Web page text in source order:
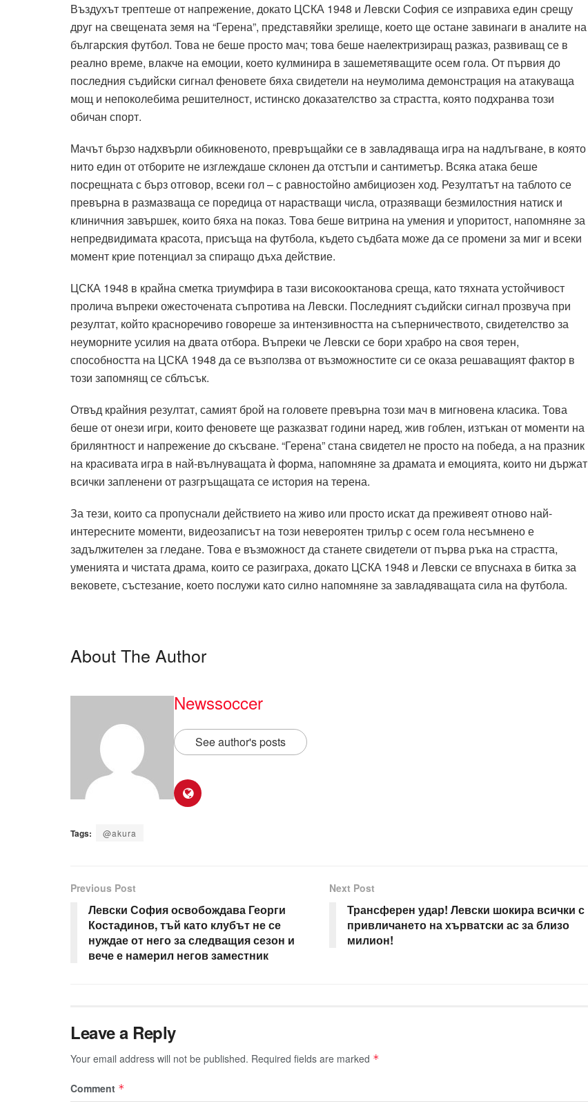
Въздухът трептеше от напрежение, докато ЦСКА 1948 и Левски София се изправиха един срещу
друг на свещената земя на “Герена”, представяйки зрелище, което ще остане завинаги в аналите на
българския футбол. Това не беше просто мач; това беше наелектризиращ разказ, развиващ се в
реално време, влакче на емоции, което кулминира в зашеметяващите осем гола. От първия до
последния съдийски сигнал феновете бяха свидетели на неумолима демонстрация на атакуваща
мощ и непоколебима решителност, истинско доказателство за страстта, която подхранва този
обичан спорт.
Мачът бързо надхвърли обикновеното, превръщайки се в завладяваща игра на надлъгване, в която
нито един от отборите не изглеждаше склонен да отстъпи и сантиметър. Всяка атака беше
посрещната с бърз отговор, всеки гол – с равностойно амбициозен ход. Резултатът на таблото се
превърна в размазваща се поредица от нарастващи числа, отразяващи безмилостния натиск и
клиничния завършек, които бяха на показ. Това беше витрина на умения и упоритост, напомняне за
непредвидимата красота, присъща на футбола, където съдбата може да се промени за миг и всеки
момент крие потенциал за спиращо дъха действие.
ЦСКА 1948 в крайна сметка триумфира в тази високооктанова среща, като тяхната устойчивост
пролича въпреки ожесточената съпротива на Левски. Последният съдийски сигнал прозвуча при
резултат, който красноречиво говореше за интензивността на съперничеството, свидетелство за
неуморните усилия на двата отбора. Въпреки че Левски се бори храбро на своя терен,
способността на ЦСКА 1948 да се възползва от възможностите си се оказа решаващият фактор в
този запомнящ се сблъсък.
Отвъд крайния резултат, самият брой на головете превърна този мач в мигновена класика. Това
беше от онези игри, които феновете ще разказват години наред, жив гоблен, изтъкан от моменти на
брилянтност и напрежение до скъсване. “Герена” стана свидетел не просто на победа, а на празник
на красивата игра в най-вълнуващата ѝ форма, напомняне за драмата и емоцията, които ни държат
всички запленени от разгръщащата се история на терена.
За тези, които са пропуснали действието на живо или просто искат да преживеят отново най-
интересните моменти, видеозаписът на този невероятен трилър с осем гола несъмнено е
задължителен за гледане. Това е възможност да станете свидетели от първа ръка на страстта,
уменията и чистата драма, които се разиграха, докато ЦСКА 1948 и Левски се впуснаха в битка за
вековете, състезание, което послужи като силно напомняне за завладяващата сила на футбола.
About The Author
Newssoccer
See author's posts
Tags: @akura
Previous Post
Левски София освобождава Георги
Костадинов, тъй като клубът не се
нуждае от него за следващия сезон и
вече е намерил негов заместник
Next Post
Трансферен удар! Левски шокира всички с
привличането на хърватски ас за близо
милион!
Leave a Reply
Your email address will not be published. Required fields are marked *
Comment *